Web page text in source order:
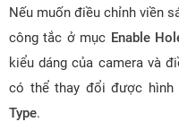
Nếu muốn điều chỉnh viền
công tắc ở mục Enable
kiểu dáng của camera và
có thể thay đổi được hình
Type.